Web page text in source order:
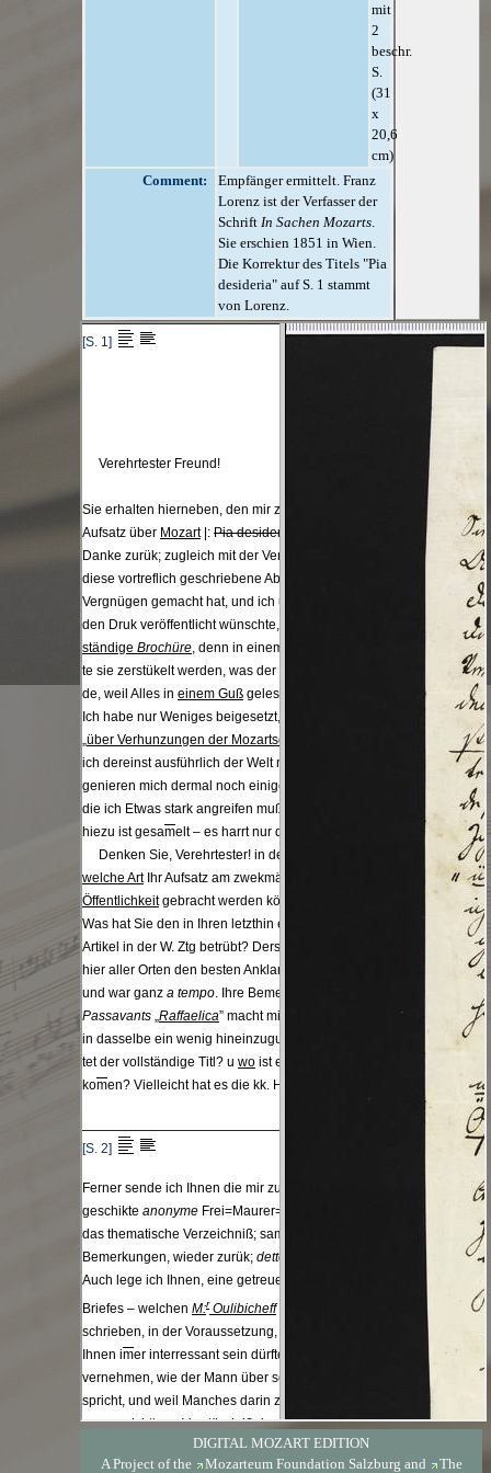
mit
2
beschr.
S.
(31
x
20,6
cm)
Comment:
Empfänger ermittelt. Franz
Lorenz ist der Verfasser der
Schrift In Sachen Mozarts.
Sie erschien 1851 in Wien.
Die Korrektur des Titels "Pia
desideria" auf S. 1 stammt
von Lorenz.
DIGITAL MOZART EDITION
A Project of the
Mozarteum Foundation Salzburg and The